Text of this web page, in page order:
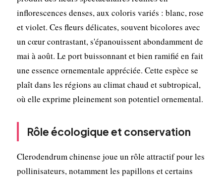
inflorescences denses, aux coloris variés : blanc, rose
et violet. Ces fleurs délicates, souvent bicolores avec
un cœur contrastant, s'épanouissent abondamment de
mai à août. Le port buissonnant et bien ramifié en fait
une essence ornementale appréciée. Cette espèce se
plaît dans les régions au climat chaud et subtropical,
où elle exprime pleinement son potentiel ornemental.
Rôle écologique et conservation
Clerodendrum chinense joue un rôle attractif pour les
pollinisateurs, notamment les papillons et certains